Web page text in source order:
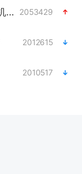
巡查组提问 工作人员偷用手机查答案 2053429
2012615
2010517